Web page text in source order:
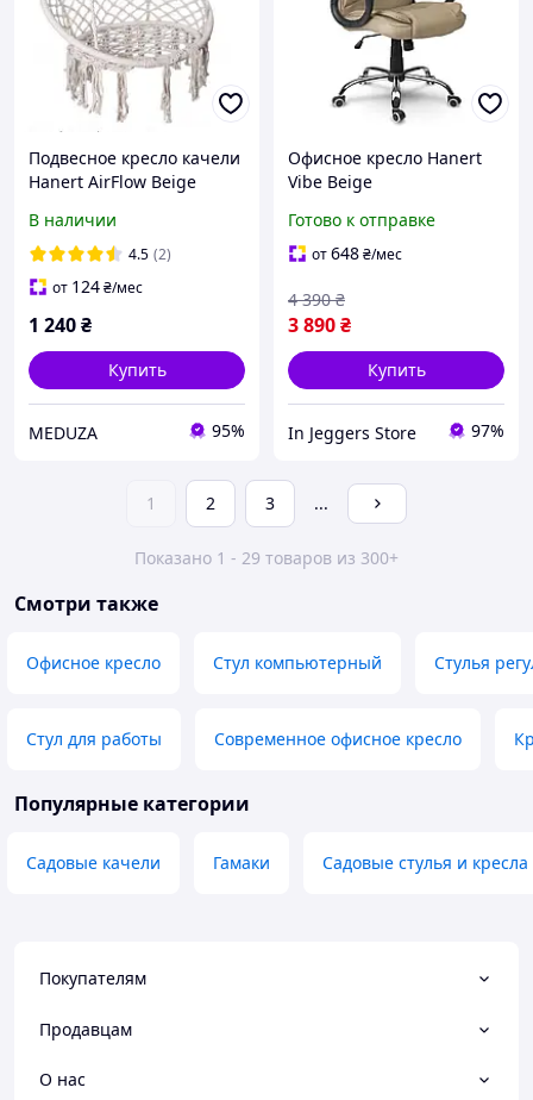
Подвесное кресло качели
Hanert AirFlow Beige
В наличии
4.5 (2)
от 124₴/мес
1 240₴
Купить
MEDUZA 95%
Офисное кресло Hanert
Vibe Beige
Готово к отправке
от648₴/мес
3 890₴
4 390 ₴
Купить
In Jeggers Store 97%
1 2 3 ...
Показано 1 - 29 товаров из 300+
Смотри также
Офисное кресло Стул компьютерный Стулья
Стул для работы Современное офисное кресло
Популярные категории
Садовые качели Гамаки Садовые стулья и кресла
Покупателям
Продавцам
О нас